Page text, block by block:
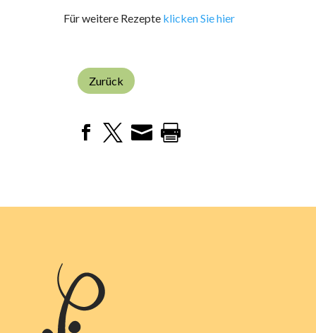
Für weitere Rezepte klicken Sie hier
Zurück
   